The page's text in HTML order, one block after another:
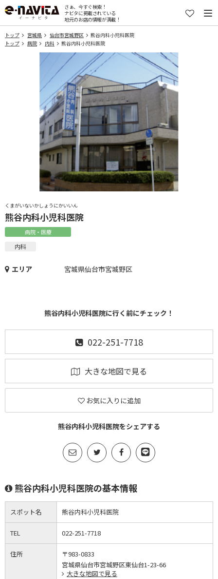
さぁ、今すぐ検索！
ナビタに掲載されている
地元のお店の情報が満載！
トップ 宮城県 仙台市宮城野区
熊谷内科小児科医院
トップ
病院 内科 熊谷内科小児科医院
くまがいないかしょうにかいいん
熊谷内科小児科医院
病院・医療
内科
エリア 宮城県仙台市宮城野区
熊谷内科小児科医院に行く前にチェック！
022-251-7718
大きな地図で見る
お気に入りに追加
熊谷内科小児科医院をシェアする
熊谷内科小児科医院の基本情報
スポット名 熊谷内科小児科医院
TEL 022-251-7718
住所
〒983-0833
宮城県仙台市宮城野区東仙台1-23-66
大きな地図で見る